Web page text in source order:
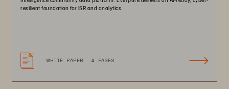
resilient foundation for ISR and analytics.
WHITE PAPER 4 PAGES